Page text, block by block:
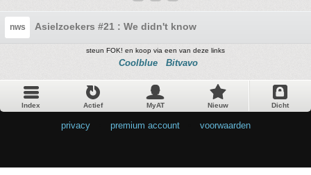
nws Asielzoekers #21 : We didn't know
steun FOK! en koop via een van deze links
Coolblue Bitvavo
Index Actief MyAT Nieuw Dicht
privacy premium account voorwaarden